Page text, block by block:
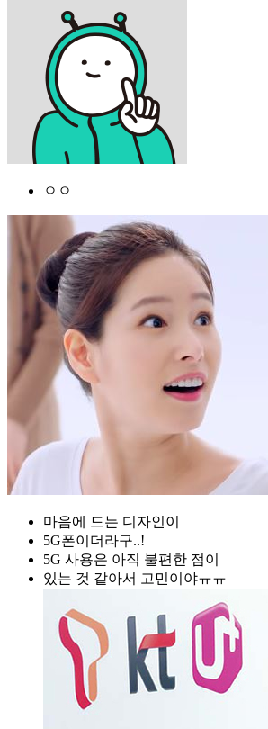
ㅇㅇ
마음에 드는 디자인이
5G폰이더라구..!
5G 사용은 아직 불편한 점이
있는 것 같아서 고민이야ㅠㅠ